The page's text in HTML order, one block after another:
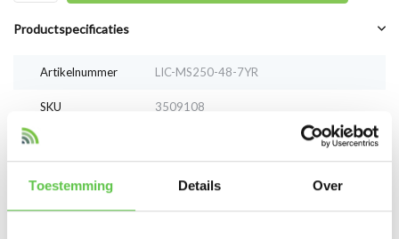
Toestemming Details Over
Productspecificaties
Artikelnummer LIC-MS250-48-7YR
SKU 3509108
Vergelijk Delen